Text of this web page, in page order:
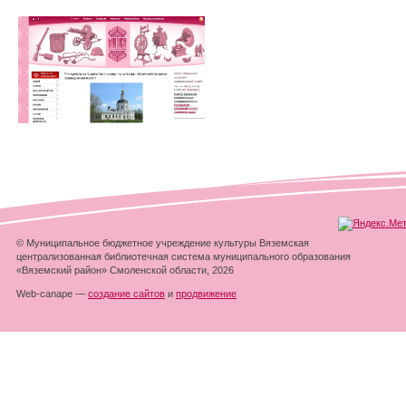
© Муниципальное бюджетное учреждение культуры Вяземская
централизованная библиотечная система муниципального образования
«Вяземский район» Смоленской области, 2026
Web-canape — создание сайтов и продвижение